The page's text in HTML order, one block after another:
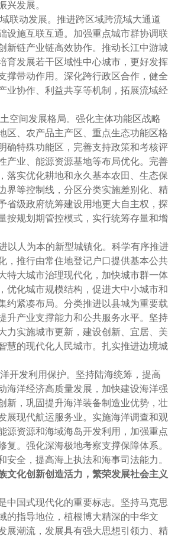
兴发展。
动发展。推进跨区域跨流域大通道
设施互联互通。加强重点城市群协调联
新链产业链高效协作。推动长江中游城
育发展若干区域性中心城市，更好发挥
撑带动作用。深化跨行政区合作，健全
业协作、利益共享等机制，拓展流域经
间发展格局。强化主体功能区战略
区、农产品主产区、重点生态功能区格
确特殊功能区，完善支持政策和考核评
产业、能源资源基地等布局优化。完善
落实优化耕地和永久基本农田、生态保
界等控制线，分区分类实施差别化、精
省级政府统筹建设用地更大自主权，探
按规划期管控模式，实行统筹存量和增
人为本的新型城镇化。科学有序推进
，推行由常住地登记户口提供基本公共
特大城市治理现代化，加快城市群一体
优化城市规模结构，促进大中小城市和
约紧凑布局。分类推进以县城为重要载
升产业支撑能力和公共服务水平。坚持
力实施城市更新，建设创新、宜居、美
慧的现代化人民城市。扎实推进边境城
发利用保护。坚持陆海统筹，提高
海洋经济高质量发展，加快建设海洋强
新，巩固提升海洋装备制造业优势，壮
展现代航运服务业。实施海洋调查和观
源资源和海域海岛开发利用，加强重点
复。强化深海极地考察支撑保障体系。
安全，提高海上执法和海事司法能力。
文化创新创造活力，繁荣发展社会主义
国式现代化的重要标志。坚持马克思
的指导地位，植根博大精深的中华文
展潮流，发展具有强大思想引领力、精